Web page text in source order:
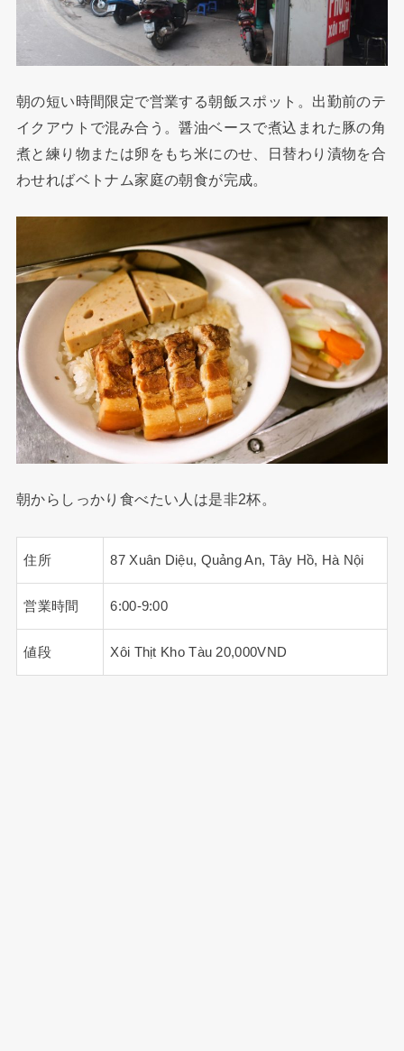
朝の短い時間限定で営業する朝飯スポット。出勤前のテ
イクアウトで混み合う。醤油ベースで煮込まれた豚の角
煮と練り物または卵をもち米にのせ、日替わり漬物を合
わせればベトナム家庭の朝食が完成。
朝からしっかり食べたい人は是非2杯。
住所 87 Xuân Diệu, Quảng An, Tây Hồ, Hà Nội
営業時間 6:00-9:00
値段 Xôi Thịt Kho Tàu 20,000VND